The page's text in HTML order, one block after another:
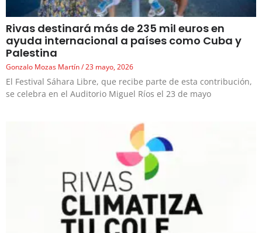
Rivas destinará más de 235 mil euros en
ayuda internacional a países como Cuba y
Palestina
Gonzalo Mozas Martín 23 mayo, 2026
El Festival Sáhara Libre, que recibe parte de esta contribución,
se celebra en el Auditorio Miguel Ríos el 23 de mayo